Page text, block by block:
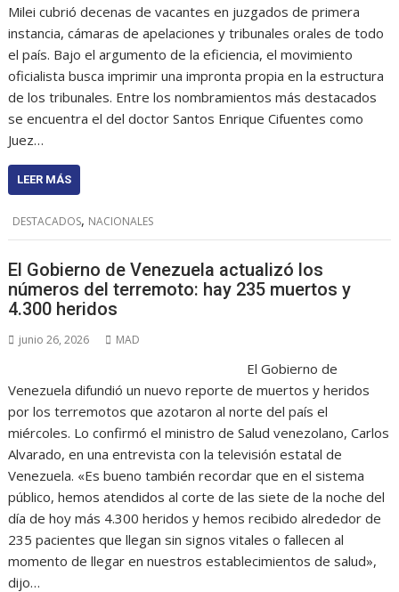
Milei cubrió decenas de vacantes en juzgados de primera
instancia, cámaras de apelaciones y tribunales orales de todo
el país. Bajo el argumento de la eficiencia, el movimiento
oficialista busca imprimir una impronta propia en la estructura
de los tribunales. Entre los nombramientos más destacados
se encuentra el del doctor Santos Enrique Cifuentes como
Juez…
LEER MÁS
DESTACADOS, NACIONALES
El Gobierno de Venezuela actualizó los
números del terremoto: hay 235 muertos y
4.300 heridos
junio 26, 2026 MAD
El Gobierno de
Venezuela difundió un nuevo reporte de muertos y heridos
por los terremotos que azotaron al norte del país el
miércoles. Lo confirmó el ministro de Salud venezolano, Carlos
Alvarado, en una entrevista con la televisión estatal de
Venezuela. «Es bueno también recordar que en el sistema
público, hemos atendidos al corte de las siete de la noche del
día de hoy más 4.300 heridos y hemos recibido alrededor de
235 pacientes que llegan sin signos vitales o fallecen al
momento de llegar en nuestros establecimientos de salud»,
dijo…